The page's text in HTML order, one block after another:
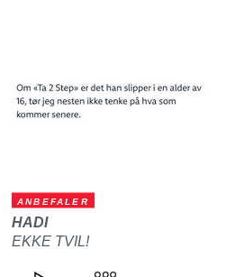
ANBEFALER
HADI
EKKE TVIL!